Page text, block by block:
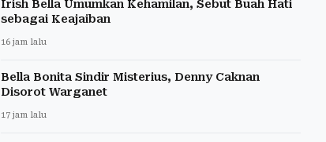
Irish Bella Umumkan Kehamilan, Sebut Buah Hati
sebagai Keajaiban
16 jam lalu
Bella Bonita Sindir Misterius, Denny Caknan
Disorot Warganet
17 jam lalu